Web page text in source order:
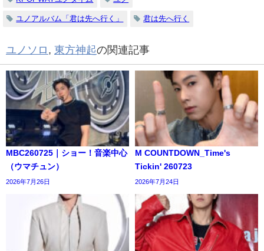
ユノアルバム「君は先へ行く」 君は先へ行く
ユノソロ , 東方神起の関連記事
MBC260725｜ショー！音楽中心
（ウマチュン）
2026年7月26日
M COUNTDOWN_Time's
Tickin' 260723
2026年7月24日